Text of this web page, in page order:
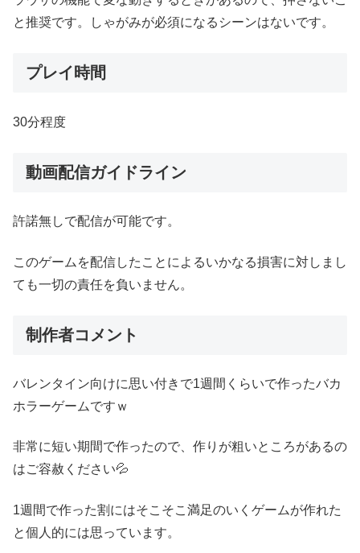
と推奨です。しゃがみが必須になるシーンはないです。
プレイ時間
30分程度
動画配信ガイドライン
許諾無しで配信が可能です。
このゲームを配信したことによるいかなる損害に対しまし
ても一切の責任を負いません。
制作者コメント
バレンタイン向けに思い付きで1週間くらいで作ったバカ
ホラーゲームですｗ
非常に短い期間で作ったので、作りが粗いところがあるの
はご容赦ください💦
1週間で作った割にはそこそこ満足のいくゲームが作れた
と個人的には思っています。